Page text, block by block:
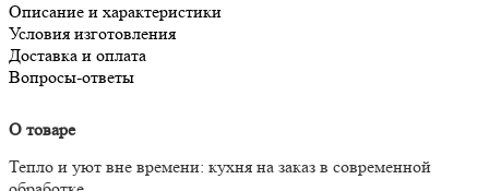
Описание и характеристики
Условия изготовления
Доставка и оплата
Вопросы-ответы
О товаре
Тепло и уют вне времени: кухня на заказ в современной